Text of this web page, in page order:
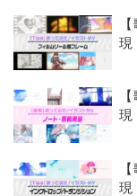
現
現
現